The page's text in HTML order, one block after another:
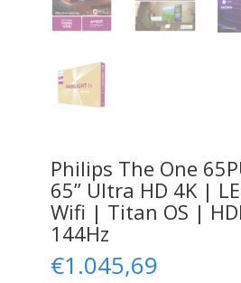
Philips The One
65” Ultra HD 4K |
Wifi | Titan OS |
144Hz
€1.045,69